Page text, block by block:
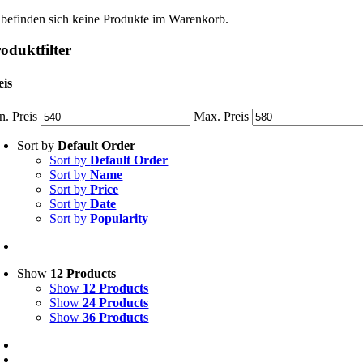
sich keine Produkte im Warenkorb.
Preis Max. Preis
Sort byDefault Order
Sort byDefault Order
Sort byName
Sort byPrice
Sort byDate
Sort byPopularity
Show 12 Products
Show 12 Products
Show24 Products
Show36 Products